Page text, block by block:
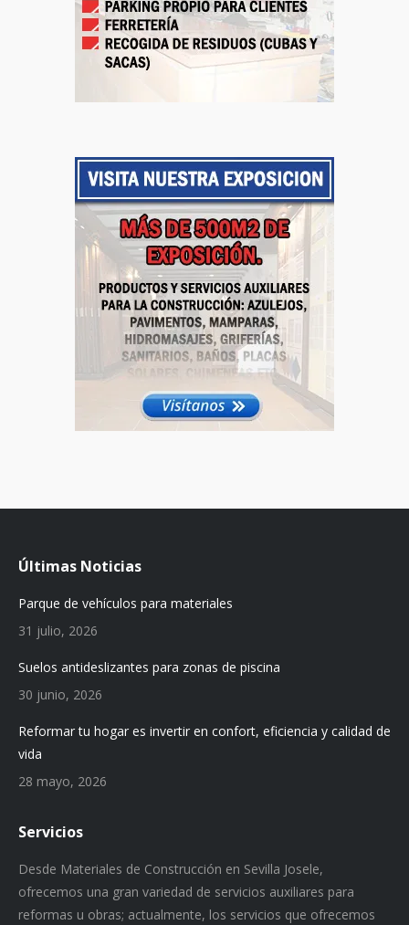
Últimas Noticias
Parque de vehículos para materiales
31 julio, 2026
Suelos antideslizantes para zonas de piscina
30 junio, 2026
Reformar tu hogar es invertir en confort, eficiencia y calidad de
vida
28 mayo, 2026
Servicios
Desde Materiales de Construcción en Sevilla Josele,
ofrecemos una gran variedad de servicios auxiliares para
reformas u obras; actualmente, los servicios que ofrecemos